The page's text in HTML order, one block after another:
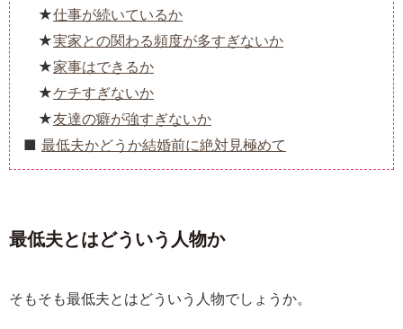
仕事が続いているか
実家との関わる頻度が多すぎないか
家事はできるか
ケチすぎないか
友達の癖が強すぎないか
最低夫かどうか結婚前に絶対見極めて
最低夫とはどういう人物か
そもそも最低夫とはどういう人物でしょうか。